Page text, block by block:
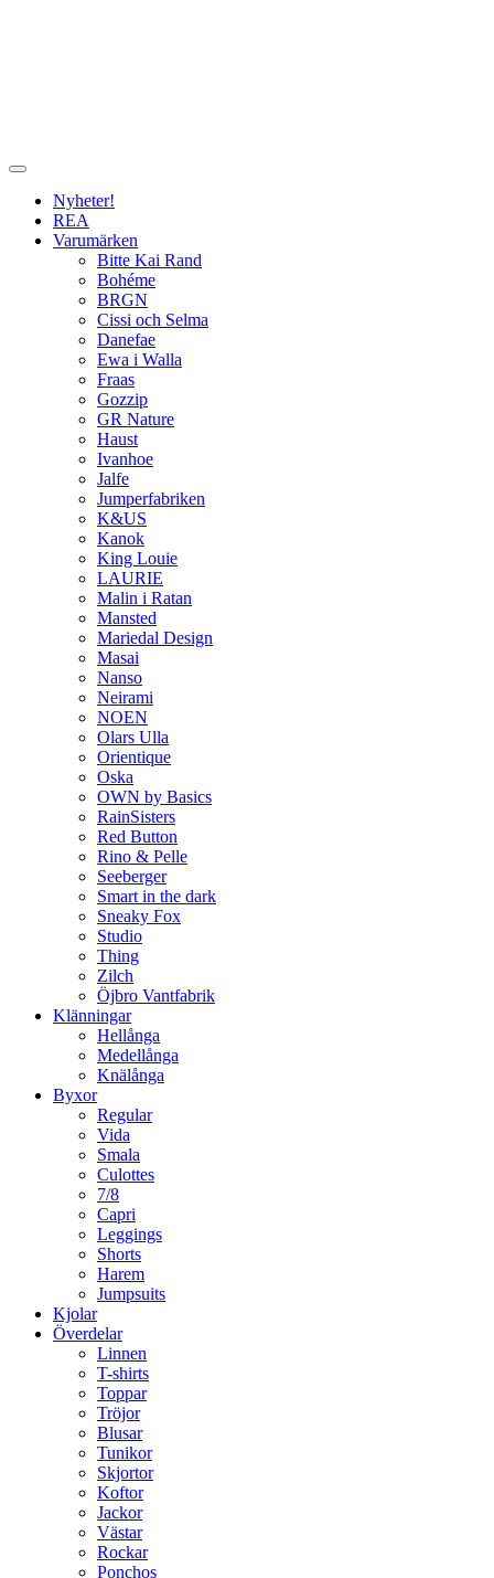
Nyheter!
REA
Varumärken
Bitte Kai Rand
Bohéme
BRGN
Cissi och Selma
Danefae
Ewa i Walla
Fraas
Gozzip
GR Nature
Haust
Ivanhoe
Jalfe
Jumperfabriken
K&US
Kanok
King Louie
LAURIE
Malin i Ratan
Mansted
Mariedal Design
Masai
Nanso
Neirami
NOEN
Olars Ulla
Orientique
Oska
OWN by Basics
RainSisters
Red Button
Rino & Pelle
Seeberger
Smart in the dark
Sneaky Fox
Studio
Thing
Zilch
Öjbro Vantfabrik
Klänningar
Hellånga
Medellånga
Knälånga
Byxor
Regular
Vida
Smala
Culottes
7/8
Capri
Leggings
Shorts
Harem
Jumpsuits
Kjolar
Överdelar
Linnen
T-shirts
Toppar
Tröjor
Blusar
Tunikor
Skjortor
Koftor
Jackor
Västar
Rockar
Ponchos